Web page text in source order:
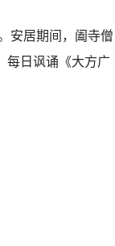
安居期间，阖寺僧
每日讽诵《大方广